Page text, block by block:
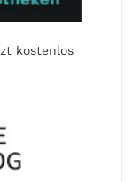
kostenlos